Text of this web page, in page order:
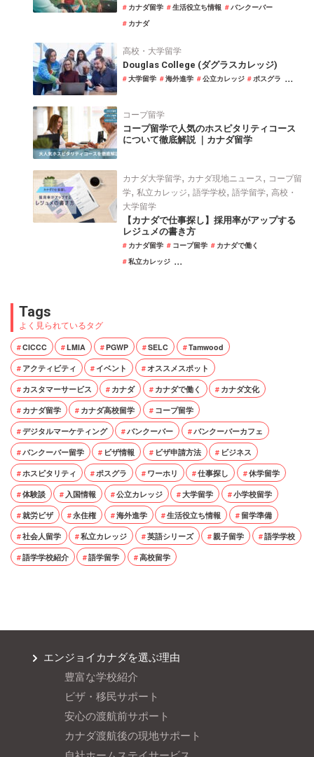
カナダ留学 生活役立ち情報
バンクーバー
カナダ
高校・大学留学
Douglas College (ダグラスカレッジ)
大学留学 海外進学 公立カレッジ ポスグラ ...
コープ留学
コープ留学で人気のホスピタリティコース
について徹底解説 ｜カナダ留学
カナダ大学留学, カナダ現地ニュース, コープ留
学, 私立カレッジ, 語学学校, 語学留学, 高校・
大学留学
【カナダで仕事探し】採用率がアップする
レジュメの書き方
カナダ留学 コープ留学
カナダで働く
私立カレッジ ...
Tags
よく見られているタグ
CICCC LMIA PGWP SELC
Tamwood
アクティビティ
イベント
オススメスポット
カスタマーサービス
カナダ カナダで働く
カナダ文化
カナダ留学
カナダ高校留学
コープ留学
デジタルマーケティング
バンクーバー
バンクーバーカフェ
バンクーバー留学
ビザ情報 ビザ申請方法
ビジネス
ホスピタリティ
ポスグラ ワーホリ 仕事探し
休学留学
体験談
入国情報 公立カレッジ 大学留学
小学校留学
就労ビザ
永住権 海外進学 生活役立ち情報
留学準備
社会人留学
私立カレッジ 英語シリーズ 親子留学
語学学校
語学学校紹介
語学留学 高校留学
エンジョイカナダを選ぶ理由
豊富な学校紹介
ビザ・移民サポート
安心の渡航前サポート
カナダ渡航後の現地サポート